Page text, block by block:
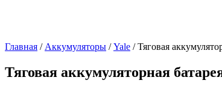
Главная / Аккумуляторы /Yale /Тяговая
Тяговая аккумуляторная